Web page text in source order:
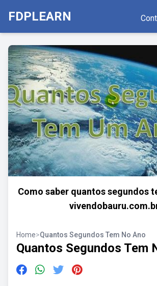
FDPLEARN
Como saber quantos segundos
Home>Quantos Segundos Tem No Ano
Quantos Segundos Tem